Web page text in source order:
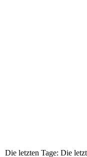
Die letzten Tage: Die